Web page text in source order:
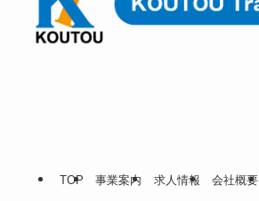
TOP 事業案内 求人情報 会社概要